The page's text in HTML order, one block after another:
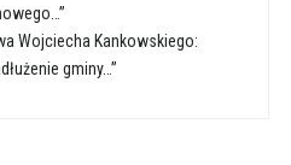
Wojciecha Kankowskiego:
gminy…”